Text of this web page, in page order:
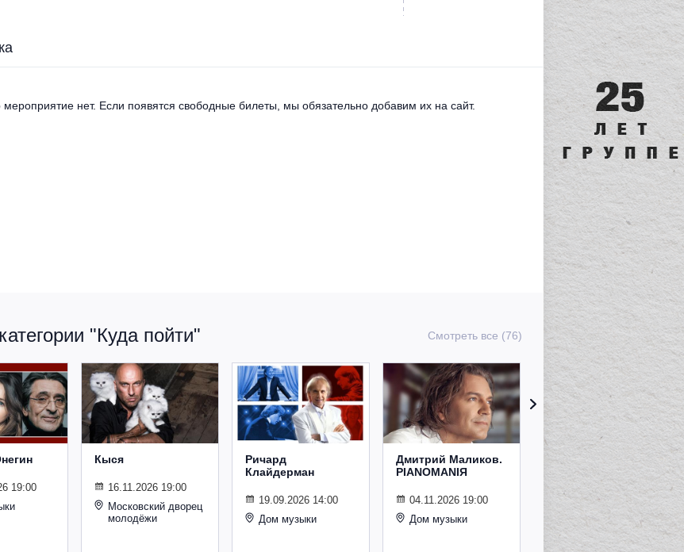
нет. Если появятся свободные билеты, мы обязательно добавим их на сайт.
"Куда пойти" Смотреть все (76)
19:00
Кыся
16.11.2026 19:00
Московский дворец
молодёжи
Ричард
Клайдерман
19.09.2026 14:00
Дом музыки
Дмитрий Маликов.
PIANOMANIЯ
04.11.2026 19:00
Дом музыки
Рождественский
концерт
Владимира
Спивакова
24.12.2026 19:00
Дом музыки